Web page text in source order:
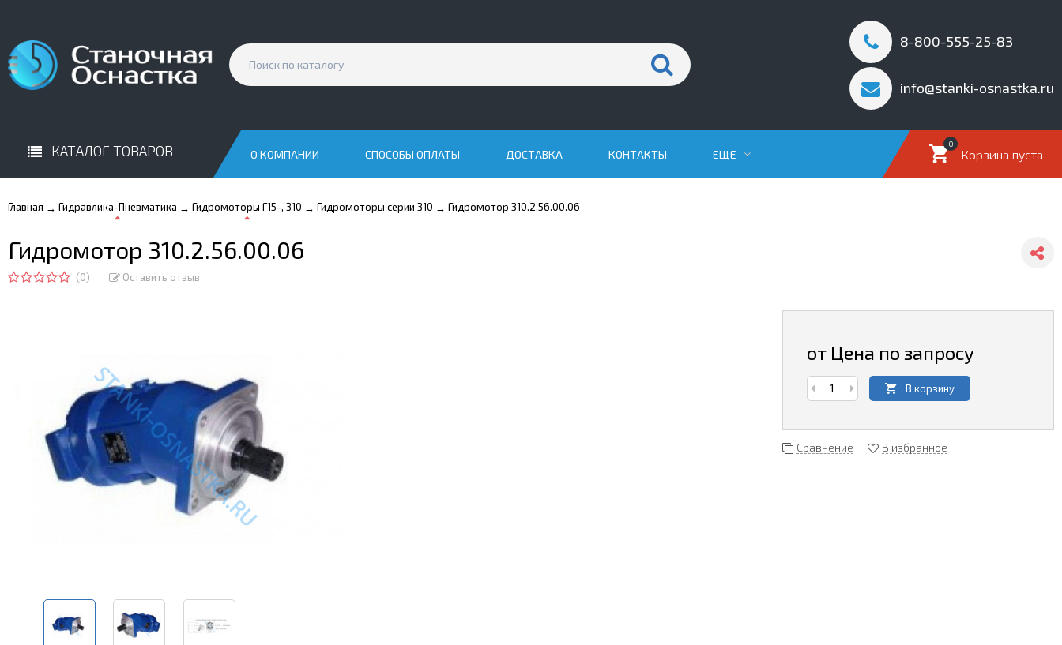
8-800-555-25-83
info@stanki-osnastka.ru
КАТАЛОГ ТОВАРОВ Корзина пуста
0
О КОМПАНИИ СПОСОБЫ ОПЛАТЫ ДОСТАВКА КОНТАКТЫ ЕЩЕ
Главная → Гидравлика-Пневматика → Гидромоторы Г15-, 310 → Гидромоторы серии 310 → Гидромотор 310.2.56.00.06
Гидромотор 310.2.56.00.06
(0) Оставить отзыв
от Цена по запросу
В корзину
Сравнение В избранное